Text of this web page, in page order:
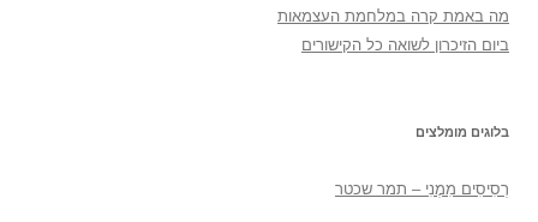
מה באמת קרה במלחמת העצמאות
ביום הזיכרון לשואה כל הקישורים
בלוגים מומלצים
רְסִיסִים מִמֶנִי – תמר שכטר